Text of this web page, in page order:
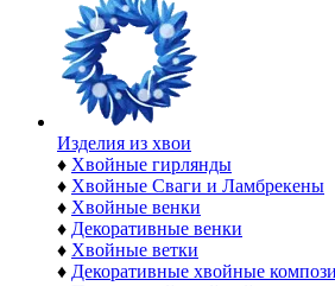
Изделия из хвои
♦ Хвойные гирлянды
♦ Хвойные Сваги и Ламбрекены
♦ Хвойные венки
♦ Декоративные венки
♦ Хвойные ветки
♦ Декоративные хвойные